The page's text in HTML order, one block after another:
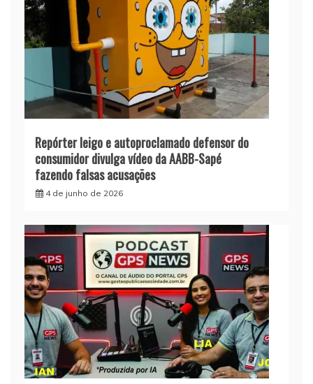
Repórter leigo e autoproclamado defensor do
consumidor divulga vídeo da AABB-Sapé
fazendo falsas acusações
4 de junho de 2026